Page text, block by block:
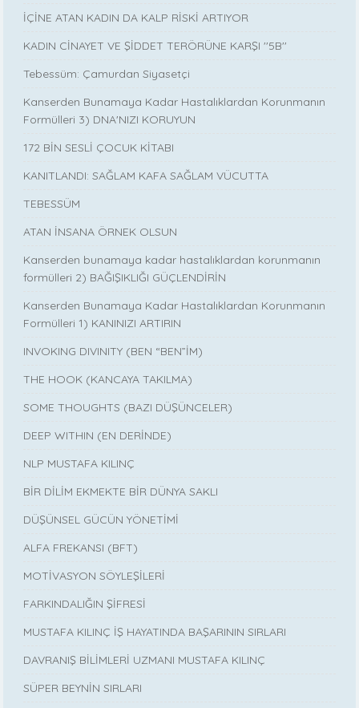
İÇİNE ATAN KADIN DA KALP RİSKİ ARTIYOR
KADIN CİNAYET VE ŞİDDET TERÖRÜNE KARŞI ''5B''
Tebessüm: Çamurdan Siyasetçi
Kanserden Bunamaya Kadar Hastalıklardan Korunmanın
Formülleri 3) DNA'NIZI KORUYUN
172 BİN SESLİ ÇOCUK KİTABI
KANITLANDI: SAĞLAM KAFA SAĞLAM VÜCUTTA
TEBESSÜM
ATAN İNSANA ÖRNEK OLSUN
Kanserden bunamaya kadar hastalıklardan korunmanın
formülleri 2) BAĞIŞIKLIĞI GÜÇLENDİRİN
Kanserden Bunamaya Kadar Hastalıklardan Korunmanın
Formülleri 1) KANINIZI ARTIRIN
INVOKING DIVINITY (BEN “BEN”İM)
THE HOOK (KANCAYA TAKILMA)
SOME THOUGHTS (BAZI DÜŞÜNCELER)
DEEP WITHIN (EN DERİNDE)
NLP MUSTAFA KILINÇ
BİR DİLİM EKMEKTE BİR DÜNYA SAKLI
DÜŞÜNSEL GÜCÜN YÖNETİMİ
ALFA FREKANSI (BFT)
MOTİVASYON SÖYLEŞİLERİ
FARKINDALIĞIN ŞİFRESİ
MUSTAFA KILINÇ İŞ HAYATINDA BAŞARININ SIRLARI
DAVRANIŞ BİLİMLERİ UZMANI MUSTAFA KILINÇ
SÜPER BEYNİN SIRLARI